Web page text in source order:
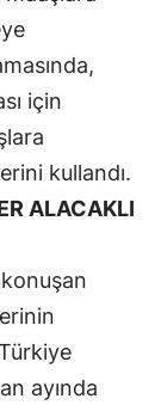
için
kullandı.
ALACAKLI
ayında